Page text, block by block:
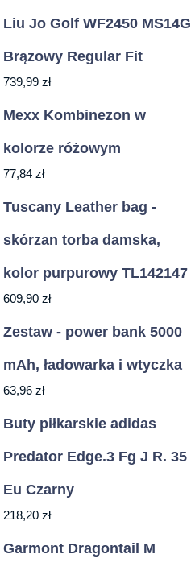
Liu Jo Golf WF2450 MS14G
Brązowy Regular Fit
739,99 zł
Mexx Kombinezon w
kolorze różowym
77,84 zł
Tuscany Leather bag -
skórzan torba damska,
kolor purpurowy TL142147
609,90 zł
Zestaw - power bank 5000
mAh, ładowarka i wtyczka
63,96 zł
Buty piłkarskie adidas
Predator Edge.3 Fg J R. 35
Eu Czarny
218,20 zł
Garmont Dragontail M